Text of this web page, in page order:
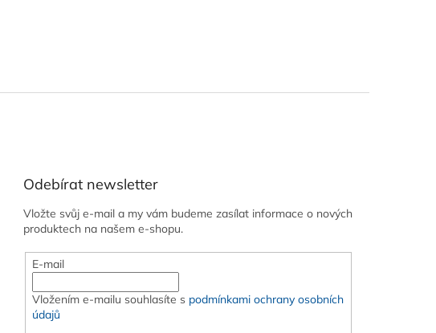
Odebírat newsletter
Vložte svůj e-mail a my vám budeme zasílat informace o nových
produktech na našem e-shopu.
E-mail
Vložením e-mailu souhlasíte s podmínkami ochrany osobních
údajů